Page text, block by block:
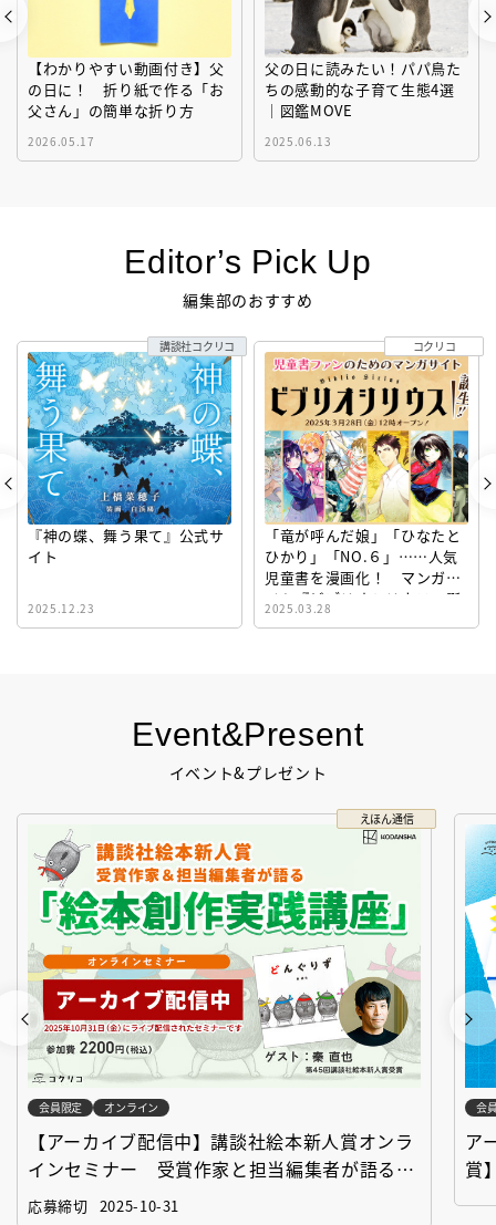
Event&Present
イベント&プレゼント
えほん通信
会員限定 オンライン
【アーカイブ配信中】講談社絵本新人賞オンラ
インセミナー 受賞作家と担当編集者が語る
「絵本創作実践講座」
応募締切 2025-10-31
会
ア
賞
【わかりやすい動画付き】父
の日に！ 折り紙で作る「お
父さん」の簡単な折り方
2026.05.17
父の日に読みたい！パパ鳥た
ちの感動的な子育て生態4選
｜図鑑MOVE
2025.06.13
Editor’s Pick Up
編集部のおすすめ
『神の蝶、舞う果て』公式サ
イト
2025.12.23
講談社コクリコ
「竜が呼んだ娘」「ひなたと
ひかり」「NO.６」……人気
児童書を漫画化！ マンガサ
イト『ビブリオシリウス』誕
生！
2025.03.28
コクリコ